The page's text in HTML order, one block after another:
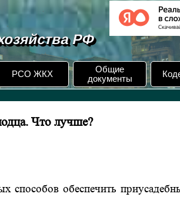
РСО ЖКХ
Общие
документы
РФ
Что лучше?
способов обеспечить